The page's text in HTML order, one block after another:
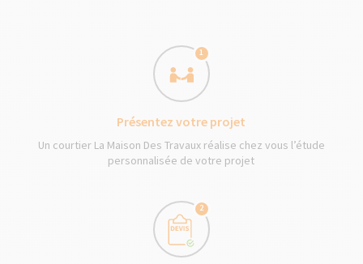
1
Présentez votre projet
Un courtier La Maison Des Travaux réalise chez vous l’étude
personnalisée de votre projet
2